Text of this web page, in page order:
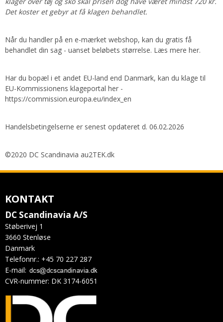
Det koster et gebyr at få klagen behandlet.
Når du handler på en e-mærket webshop, kan du gratis få
behandlet din sag - uanset beløbets størrelse. Læs mere her.
Har du bopæl i et andet EU-land end Danmark, kan du klage til
EU-Kommissionens klageportal her -
https://commission.europa.eu/index_en
Handelsbetingelserne er senest opdateret d. 06.02.2026
©2020 DC Scandinavia au2TEK.dk
KONTAKT
DC Scandinavia A/S
Støberivej 1
3660 Stenløse
Danmark
Telefonnr.: +45 70 227 287
E-mail:
CVR-nummer: DK 3174-6051